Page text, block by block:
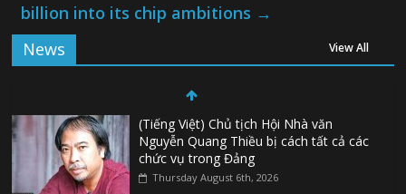
billion into its chip ambitions →
News
View All
(Tiếng Việt) Chủ tịch Hội Nhà văn
Nguyễn Quang Thiều bị cách tất cả các
chức vụ trong Đảng
Thursday August 6th, 2026